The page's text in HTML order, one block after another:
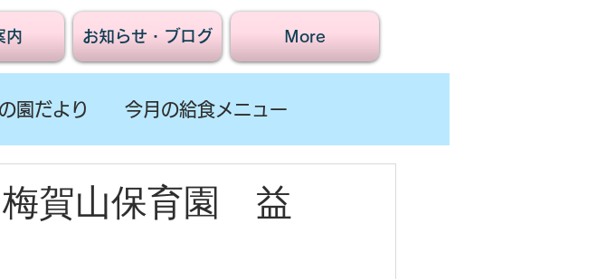
内 お知らせ・ブログ More
園だより 今月の給食メニュー
梅賀山保育園 益